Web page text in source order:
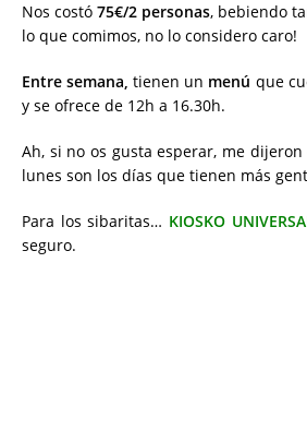
Nos costó 75€/2 personas, bebiendo
lo que comimos, no lo considero caro!
Entre semana, tienen un menú que
y se ofrece de 12h a 16.30h.
Ah, si no os gusta esperar, me
lunes son los días que tienen más
Para los sibaritas… KIOSKO
seguro.